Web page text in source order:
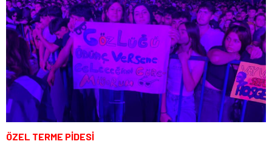
ÖZEL TERME PİDESİ